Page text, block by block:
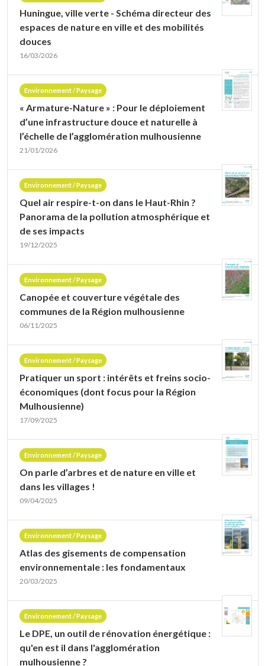
Huningue, ville verte - Schéma directeur des
espaces de nature en ville et des mobilités
douces
16/03/2026
Environnement / Paysage
« Armature-Nature » : Pour le déploiement
d’une infrastructure douce et naturelle à
l’échelle de l’agglomération mulhousienne
21/01/2026
Environnement / Paysage
Quel air respire-t-on dans le Haut-Rhin ?
Panorama de la pollution atmosphérique et
de ses impacts
19/12/2025
Environnement / Paysage
Canopée et couverture végétale des
communes de la Région mulhousienne
06/11/2025
Environnement / Paysage
Pratiquer un sport : intérêts et freins socio-
économiques (dont focus pour la Région
Mulhousienne)
17/09/2025
Environnement / Paysage
On parle d’arbres et de nature en ville et
dans les villages !
09/04/2025
Environnement / Paysage
Atlas des gisements de compensation
environnementale : les fondamentaux
20/03/2025
Environnement / Paysage
Le DPE, un outil de rénovation énergétique :
qu'en est il dans l'agglomération
mulhousienne ?